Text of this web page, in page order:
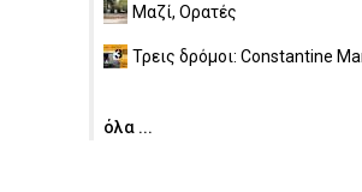
Μαζί, Ορατές
Τρεις δρόμοι: Constantine
όλα ...